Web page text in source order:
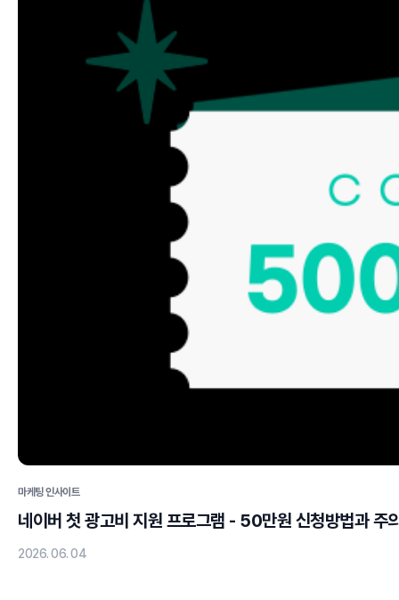
마케팅 인사이트
네이버 첫 광고비 지원 프로그램 - 50만원 신청방법과 주
2026. 06. 04